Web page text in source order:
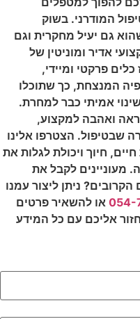
המודרני. בשוק
גם יעיל מחקרית וגם
אדיר ומוניטין של
פרקטי ומיידי,
המנצחת, כך שתוכלו
אמיתי כבר למחרת.
ואהבה למקצוע,
הצטרפו אלינו
חיוך ויכולת לגלות את
מעוניינים לקבל את
ניתן ליצור עמנו
054- או להשאיר פרטים
אליכם עם כל המידע